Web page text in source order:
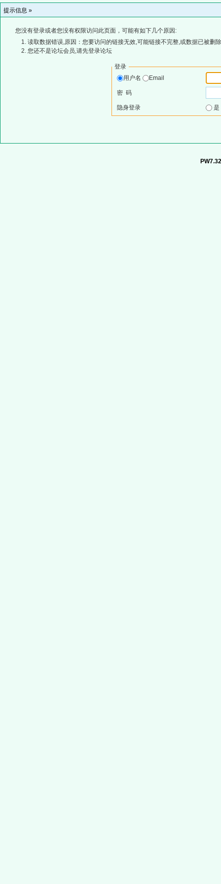
提示信息 »
您没有登录或者您没有权限访问此页面，可能有如下几个原因:
读取数据错误,原因：您要访问的链接无效,可能链接不完整,或数据已被删
您还不是论坛会员,请先登录论坛
登录
用户名
Email
密 码
隐身登录